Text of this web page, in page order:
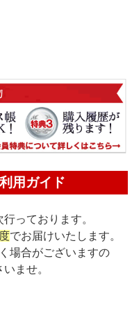
用ガイド
っております。
でお届けいたします。
場合がございますの
ませ。